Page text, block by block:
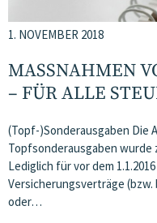
1. NOVEMBER 2018
MASSNAHMEN
FÜR ALLE
(Topf-)Sonderausgaben Die
Topfsonderausgaben
Lediglich für vor dem
Versicherungsverträge
oder…